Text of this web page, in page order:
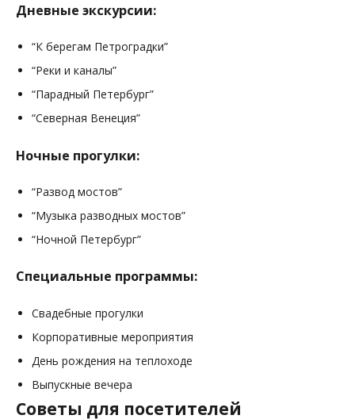
Дневные экскурсии:
“К берегам Петроградки”
“Реки и каналы”
“Парадный Петербург”
“Северная Венеция”
Ночные прогулки:
“Развод мостов”
“Музыка разводных мостов”
“Ночной Петербург”
Специальные программы:
Свадебные прогулки
Корпоративные мероприятия
День рождения на теплоходе
Выпускные вечера
Советы для посетителей